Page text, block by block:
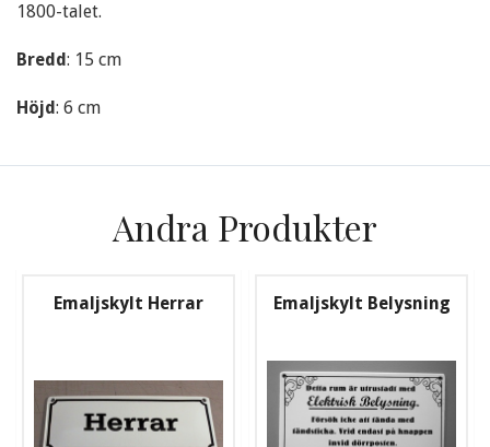
1800-talet.
Bredd: 15 cm
Höjd: 6 cm
Andra Produkter
Emaljskylt Herrar Emaljskylt Belysning